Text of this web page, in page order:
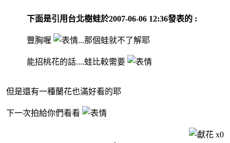
下面是引用台北樹蛙於2007-06-06 12:36發表的 :
豐胸喔 ...那個蛙就不了解耶
能招桃花的話....蛙比較需要
但是還有一種蘭花也滿好看的耶
下一次拍給你們看看
x0